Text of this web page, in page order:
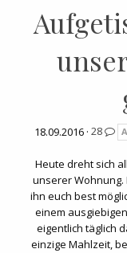
18.09.2016 · 28
Heute dreht sich
unserer Wohnung.
ihn euch best
einem
eigentlich täglich
einzige Mahlzeit,